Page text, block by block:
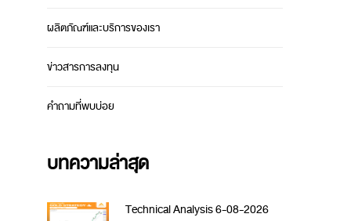
ผลิตภัณฑ์และบริการของเรา
ข่าวสารการลงทุน
คำถามที่พบบ่อย
บทความล่าสุด
Technical Analysis 6-08-2026